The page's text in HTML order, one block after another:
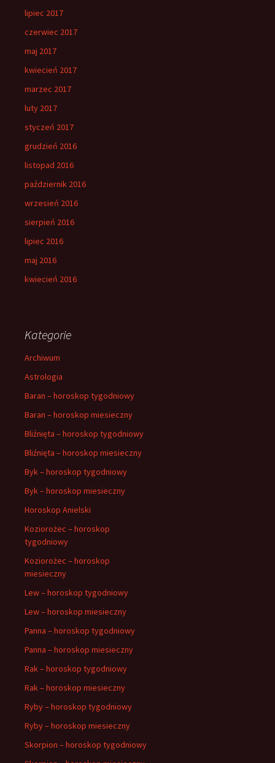
lipiec 2017
czerwiec 2017
maj 2017
kwiecień 2017
marzec 2017
luty 2017
styczeń 2017
grudzień 2016
listopad 2016
październik 2016
wrzesień 2016
sierpień 2016
lipiec 2016
maj 2016
kwiecień 2016
Kategorie
Archiwum
Astrologia
Baran – horoskop tygodniowy
Baran – horoskop miesieczny
Bliźnięta – horoskop tygodniowy
Bliźnięta – horoskop miesieczny
Byk – horoskop tygodniowy
Byk – horoskop miesieczny
Horoskop Anielski
Koziorożec – horoskop
tygodniowy
Koziorożec – horoskop
miesieczny
Lew – horoskop tygodniowy
Lew – horoskop miesieczny
Panna – horoskop tygodniowy
Panna – horoskop miesieczny
Rak – horoskop tygodniowy
Rak – horoskop miesieczny
Ryby – horoskop tygodniowy
Ryby – horoskop miesieczny
Skorpion – horoskop tygodniowy